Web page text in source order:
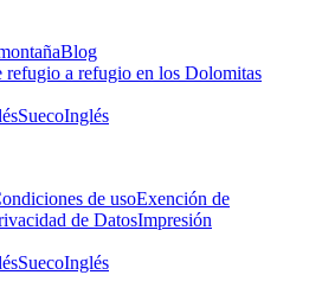
Blog
refugio a refugio en los Dolomitas
SuecoInglés
de usoExención de
de DatosImpresión
SuecoInglés